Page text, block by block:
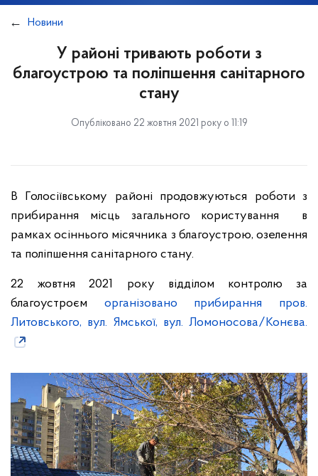
Новини
У районі тривають роботи з
благоустрою та поліпшення санітарного
стану
Опубліковано 22 жовтня 2021 року о 11:19
В Голосіївському районі продовжуються роботи з
прибирання місць загального користування в
рамках осіннього місячника з благоустрою, озелення
та поліпшення санітарного стану.
22 жовтня 2021 року відділом контролю за
благоустроєм організовано прибирання пров.
Литовського, вул. Ямської, вул. Ломоносова/Конєва.